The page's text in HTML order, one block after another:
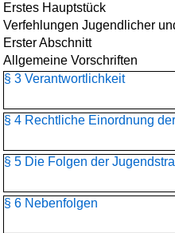
Erstes Hauptstück
Verfehlungen Jugendlicher
Erster Abschnitt
Allgemeine Vorschriften
§ 3 Verantwortlichkeit
§ 4 Rechtliche Einordnung
§ 5 Die Folgen der
§ 6 Nebenfolgen